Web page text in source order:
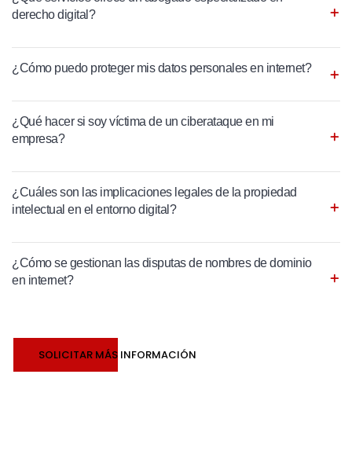
derecho digital?
¿Cómo puedo proteger mis datos personales en internet?
¿Qué hacer si soy víctima de un ciberataque en mi
empresa?
¿Cuáles son las implicaciones legales de la propiedad
intelectual en el entorno digital?
¿Cómo se gestionan las disputas de nombres de dominio
en internet?
SOLICITAR MÁS INFORMACIÓN